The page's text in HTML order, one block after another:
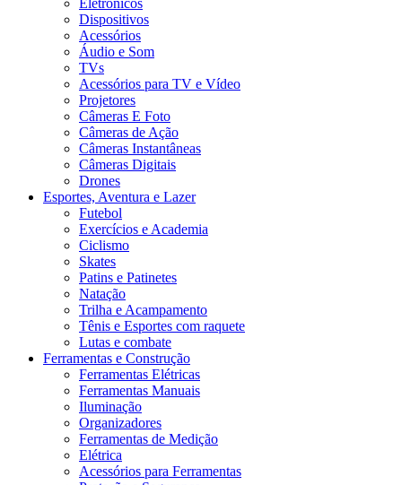
Dispositivos
Acessórios
Áudio e Som
TVs
Acessórios para TV e Vídeo
Projetores
Câmeras E Foto
Câmeras de Ação
Câmeras Instantâneas
Câmeras Digitais
Drones
Esportes, Aventura e Lazer
Futebol
Exercícios e Academia
Ciclismo
Skates
Patins e Patinetes
Natação
Trilha e Acampamento
Tênis e Esportes com raquete
Lutas e combate
Ferramentas e Construção
Ferramentas Elétricas
Ferramentas Manuais
Iluminação
Organizadores
Ferramentas de Medição
Elétrica
Acessórios para Ferramentas